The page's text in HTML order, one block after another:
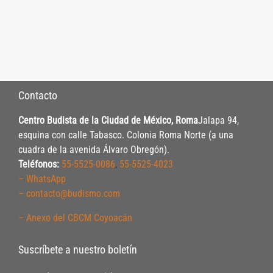
Contacto
Centro Budista de la Ciudad de México, RomaJalapa 94,
esquina con calle Tabasco. Colonia Roma Norte (a una
cuadra de la avenida Álvaro Obregón).
Teléfonos: 55-5525-0086, 55-5525-4023
– WhatsApp
– contacto@budismo.com
– Anexo del CBCM Coyoacán
Suscríbete a nuestro boletín